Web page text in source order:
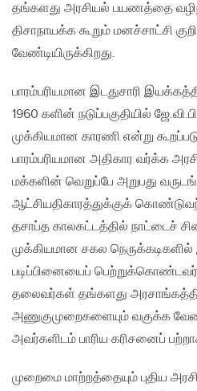
தங்களது அரசியல் பயணத்தை
திசாநாயக்க கூறும் மனச்சாட்சி
வேண்டியிருக்கிறது.
பாரம்பரியமான இடதுசாரி
1960 களின் நடுப்பகுதியில்
முக்கியமான காரணி என்று
பாரம்பரியமான அதிகார வர்க்க
மக்களின் வெறுப்பே அறுபது
ஆட்சியதிகாரத்துக்குக்
தசாப்த காலகட்டத்தில் நாட்டைச்
முக்கியமான சகல
படிப்பினையைப்
தலைவர்கள் தங்களது
அணுகுமுறைகளையும் வகுக்க
அவர்களிடம் பாரிய கரிசனைப்
முறைமை மாற்றத்தையும் புதிய